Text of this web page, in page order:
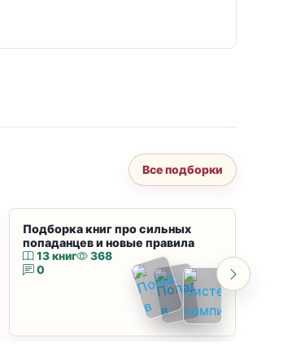
Все подборки
Подборка книг про сильных
попаданцев и новые правила
13 книг
368
0